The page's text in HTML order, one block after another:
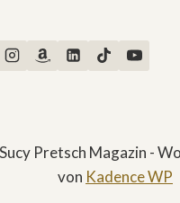
Pretsch Magazin -
von Kadence WP